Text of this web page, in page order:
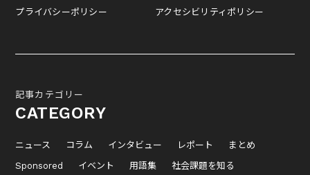
プライバシーポリシー アクセシビリティポリシー
記事カテゴリー
CATEGORY
ニュース コラム インタビュー レポート
まとめ
Sponsored
イベント 用語集 社会課題を知る